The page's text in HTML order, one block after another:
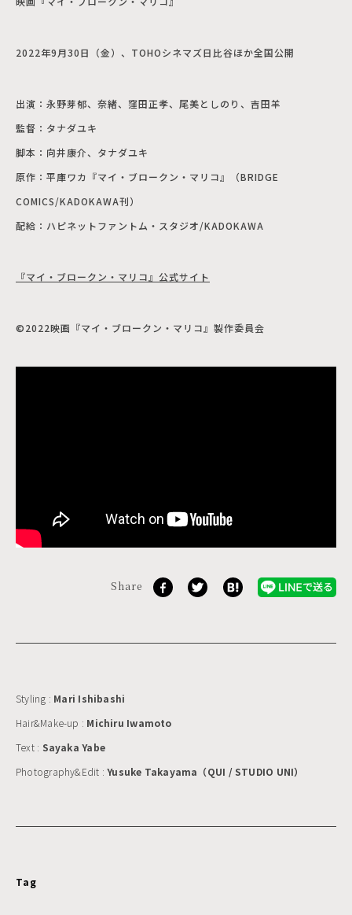
2022年9月30日（金）、TOHOシネマズ日比谷ほか全国公開
出演：永野芽郁、奈緒、窪田正孝、尾美としのり、吉田羊
監督：タナダユキ
脚本：向井康介、タナダユキ
原作：平庫ワカ『マイ・ブロークン・マリコ』（BRIDGE
COMICS/KADOKAWA刊）
配給：ハピネットファントム・スタジオ/KADOKAWA
『マイ・ブロークン・マリコ』公式サイト
©2022映画『マイ・ブロークン・マリコ』製作委員会
Share
Styling : Mari Ishibashi
Hair&Make-up : Michiru Iwamoto
Text : Sayaka Yabe
Photography&Edit :Yusuke Takayama（QUI / STUDIO UNI）
Tag